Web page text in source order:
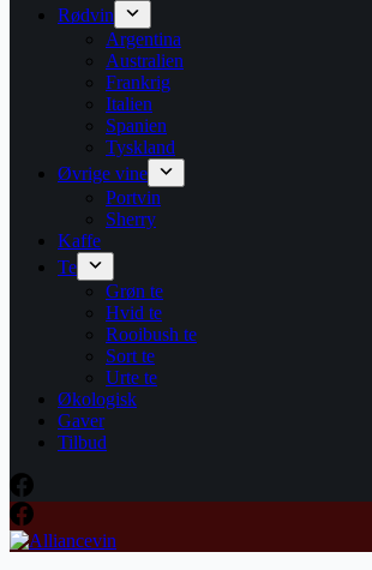
Rødvin
Argentina
Australien
Frankrig
Italien
Spanien
Tyskland
Øvrige vine
Portvin
Sherry
Kaffe
Te
Grøn te
Hvid te
Rooibush te
Sort te
Urte te
Økologisk
Gaver
Tilbud